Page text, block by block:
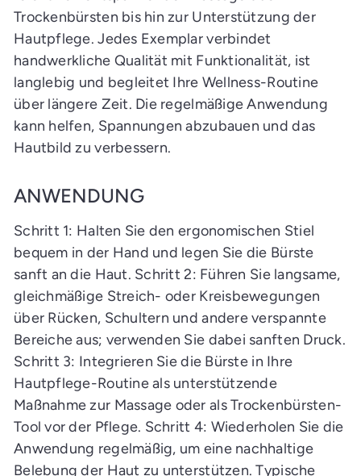
Trockenbürsten bis hin zur Unterstützung der
Hautpflege. Jedes Exemplar verbindet
handwerkliche Qualität mit Funktionalität, ist
langlebig und begleitet Ihre Wellness-Routine
über längere Zeit. Die regelmäßige Anwendung
kann helfen, Spannungen abzubauen und das
Hautbild zu verbessern.
ANWENDUNG
Schritt 1: Halten Sie den ergonomischen Stiel
bequem in der Hand und legen Sie die Bürste
sanft an die Haut. Schritt 2: Führen Sie langsame,
gleichmäßige Streich- oder Kreisbewegungen
über Rücken, Schultern und andere verspannte
Bereiche aus; verwenden Sie dabei sanften Druck.
Schritt 3: Integrieren Sie die Bürste in Ihre
Hautpflege-Routine als unterstützende
Maßnahme zur Massage oder als Trockenbürsten-
Tool vor der Pflege. Schritt 4: Wiederholen Sie die
Anwendung regelmäßig, um eine nachhaltige
Belebung der Haut zu unterstützen. Typische